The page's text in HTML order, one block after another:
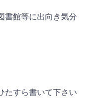
書館等に出向き気分
たすら書いて下さい